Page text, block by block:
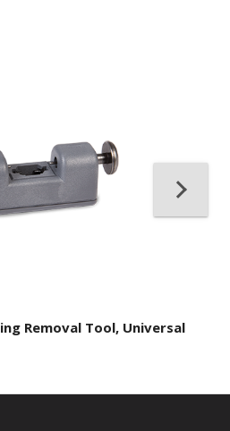
Removal Tool, Universal